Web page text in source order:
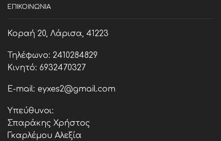
ΕΠΙΚΟΙΝΩΝΊΑ
Κοραή 20, Λάρισα, 41223
Τηλέφωνο: 2410284829
Κινητό: 6932470327
E-mail: eyxes2@gmail.com
Υπεύθυνοι:
Σπαράκης Χρήστος
Γκαρλέμου Αλεξία